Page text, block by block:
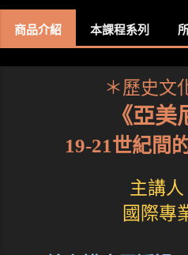
商品介紹 本課程系列
＊歷史文
《亞美
19-21世紀間
主講
國際專